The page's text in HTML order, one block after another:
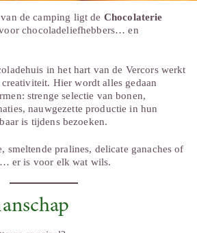
de camping ligt de Chocolaterie
chocoladeliefhebbers… en
in het hart van de Vercors werkt
Hier wordt alles gedaan
strenge selectie van bonen,
nauwgezette productie in hun
is tijdens bezoeken.
smeltende pralines, delicate ganaches of
er is voor elk wat wils.